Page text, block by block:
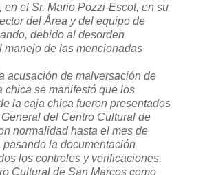
en el Sr. Mario Pozzi-Escot, en su
del Área y del equipo de
debido al desorden
manejo de las mencionadas
acusación de malversación de
chica se manifestó que los
la caja chica fueron presentados
del Centro Cultural de
normalidad hasta el mes de
la documentación
los controles y verificaciones,
Cultural de San Marcos como